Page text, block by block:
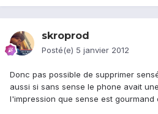
skroprod
Posté(e) 5 janvier 2012
Donc pas possible de supprimer
aussi si sans sense le phone avait
l'impression que sense est gourmand